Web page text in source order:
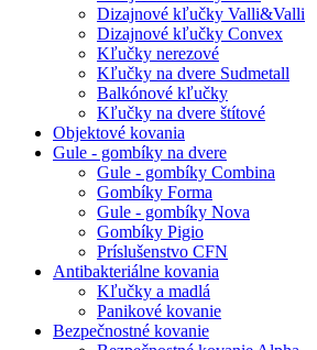
Dizajnové kľučky Valli&Valli
Dizajnové kľučky Convex
Kľučky nerezové
Kľučky na dvere Sudmetall
Balkónové kľučky
Kľučky na dvere štítové
Objektové kovania
Gule - gombíky na dvere
Gule - gombíky Combina
Gombíky Forma
Gule - gombíky Nova
Gombíky Pigio
Príslušenstvo CFN
Antibakteriálne kovania
Kľučky a madlá
Panikové kovanie
Bezpečnostné kovanie